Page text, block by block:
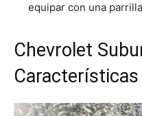
equipar con una
Chevrolet
Características